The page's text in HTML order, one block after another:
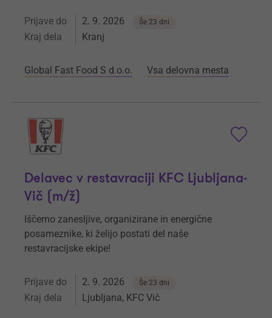
Prijave do 2. 9. 2026 Še 23 dni
Kraj dela Kranj
Global Fast Food S d.o.o. Vsa delovna mesta
Delavec v restavraciji KFC Ljubljana-
Vič (m/ž)
Iščemo zanesljive, organizirane in energične
posameznike, ki želijo postati del naše
restavracijske ekipe!
Prijave do 2. 9. 2026 Še 23 dni
Kraj dela Ljubljana, KFC Vič